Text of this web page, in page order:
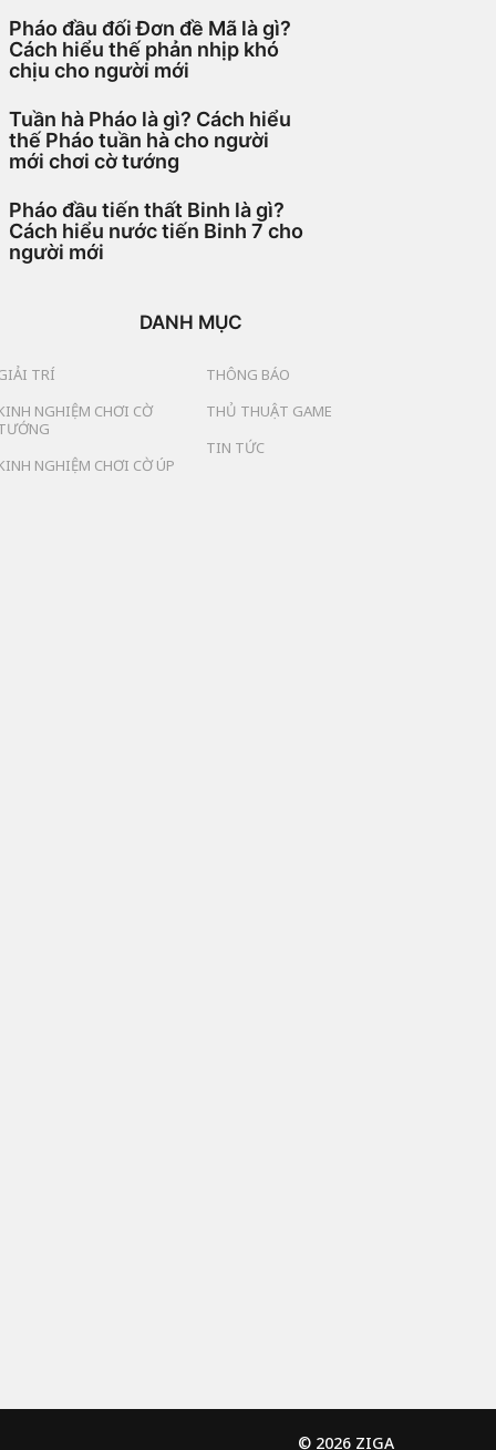
Pháo đầu đối Đơn đề Mã là gì?
Cách hiểu thế phản nhịp khó
chịu cho người mới
Tuần hà Pháo là gì? Cách hiểu
thế Pháo tuần hà cho người
mới chơi cờ tướng
Pháo đầu tiến thất Binh là gì?
Cách hiểu nước tiến Binh 7 cho
người mới
DANH MỤC
TRÍ
NGHIỆM CHƠI CỜ
NGHIỆM CHƠI CỜ ÚP
THÔNG BÁO
THỦ THUẬT GAME
TIN TỨC
© 2026 ZIGA